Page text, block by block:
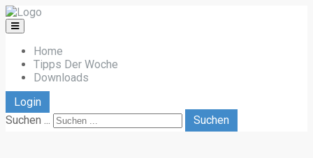
Home
Tipps Der Woche
Downloads
Login
Suchen ...
Suchen